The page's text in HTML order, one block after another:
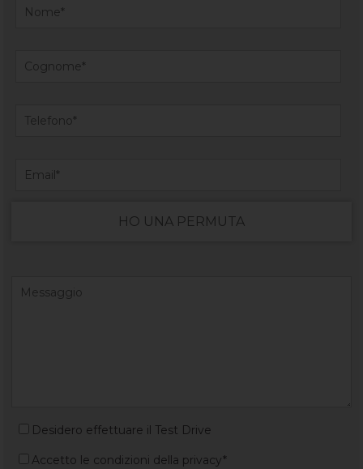
HO UNA PERMUTA
Desidero effettuare il Test Drive
Accetto le condizioni della privacy*